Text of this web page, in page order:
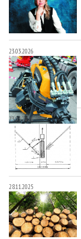
23.03.2026
23.03.2026
28.11.2025